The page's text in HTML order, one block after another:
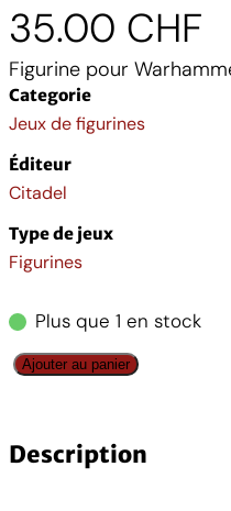
35.00 CHF
Figurine pour
Categorie
Jeux de figurines
Éditeur
Citadel
Type de jeux
Figurines
Plus que 1 en stock
q
n
Ajouter au panier
Description